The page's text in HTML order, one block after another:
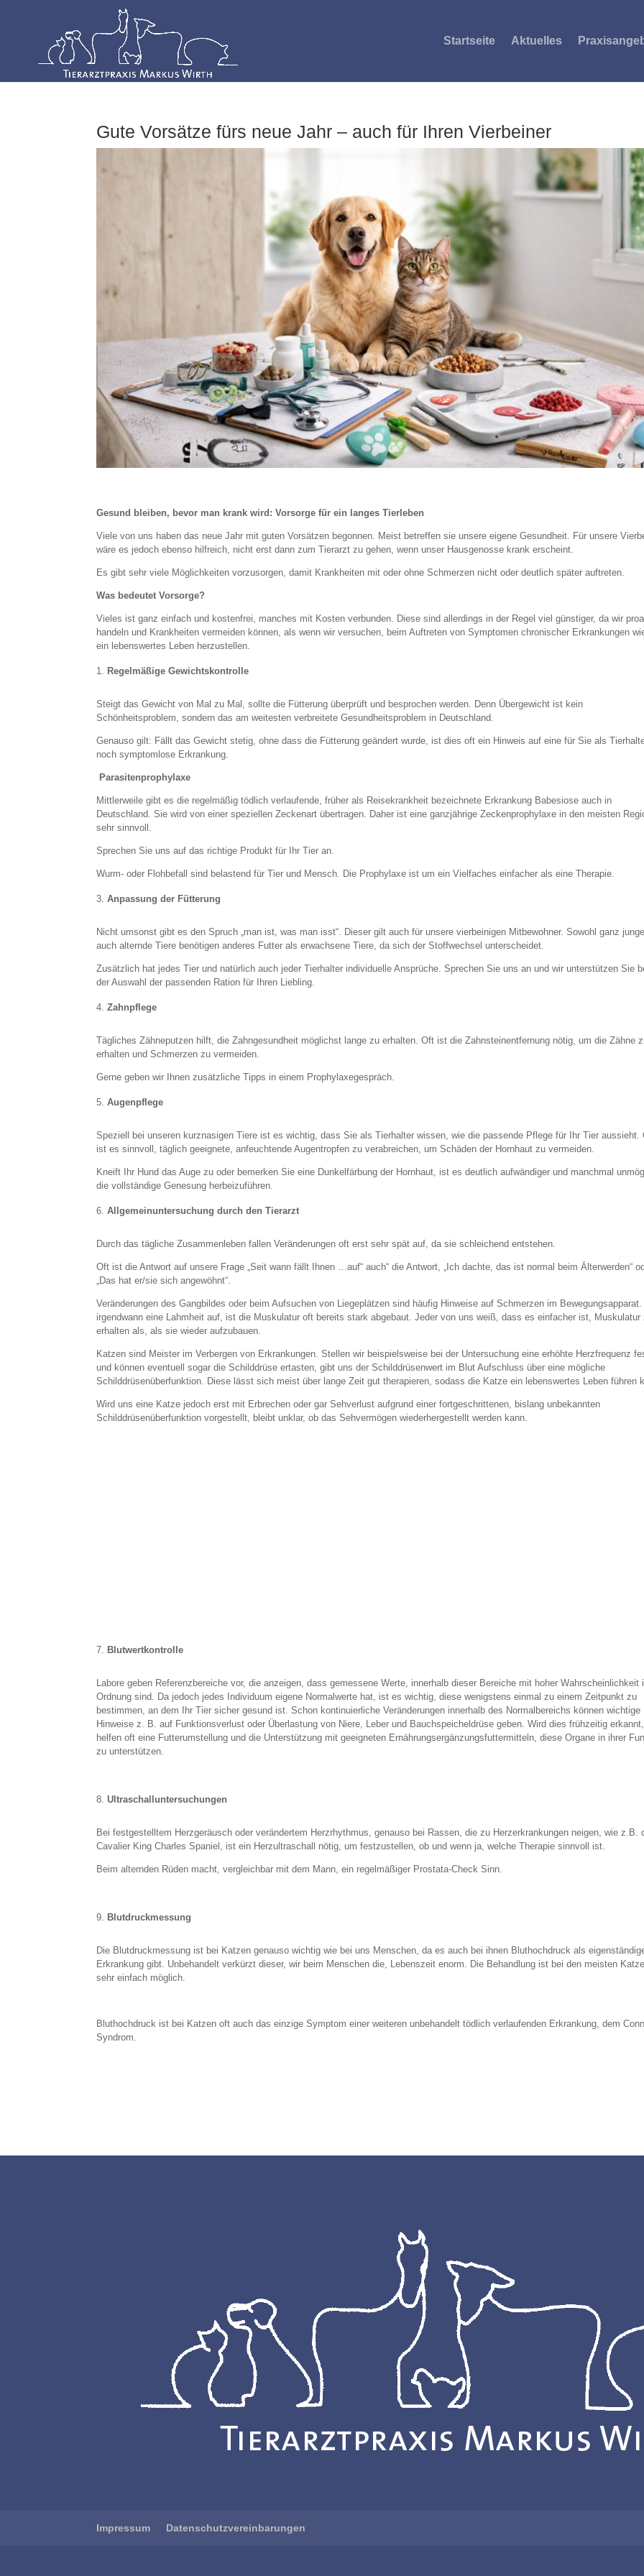
Startseite Aktuelles
Gute Vorsätze fürs neue Jahr – auch für Ihren Vierbeiner
Gesund bleiben, bevor man krank wird: Vorsorge für ein langes Tierleben
Viele von uns haben das neue Jahr mit guten Vorsätzen begonnen. Meist betreffen sie unsere eigene Gesundheit. Für unsere
wäre es jedoch ebenso hilfreich, nicht erst dann zum Tierarzt zu gehen, wenn unser Hausgenosse krank erscheint.
Es gibt sehr viele Möglichkeiten vorzusorgen, damit Krankheiten mit oder ohne Schmerzen nicht oder deutlich später auftreten.
Was bedeutet Vorsorge?
Vieles ist ganz einfach und kostenfrei, manches mit Kosten verbunden. Diese sind allerdings in der Regel viel günstiger, da wir
handeln und Krankheiten vermeiden können, als wenn wir versuchen, beim Auftreten von Symptomen chronischer Erkrankungen
ein lebenswertes Leben herzustellen.
Regelmäßige Gewichtskontrolle
Steigt das Gewicht von Mal zu Mal, sollte die Fütterung überprüft und besprochen werden. Denn Übergewicht ist kein
Schönheitsproblem, sondern das am weitesten verbreitete Gesundheitsproblem in Deutschland.
Genauso gilt: Fällt das Gewicht stetig, ohne dass die Fütterung geändert wurde, ist dies oft ein Hinweis auf eine für Sie als
noch symptomlose Erkrankung.
Parasitenprophylaxe
Mittlerweile gibt es die regelmäßig tödlich verlaufende, früher als Reisekrankheit bezeichnete Erkrankung Babesiose auch in
Deutschland. Sie wird von einer speziellen Zeckenart übertragen. Daher ist eine ganzjährige Zeckenprophylaxe in den meisten
sehr sinnvoll.
Sprechen Sie uns auf das richtige Produkt für Ihr Tier an.
Wurm- oder Flohbefall sind belastend für Tier und Mensch. Die Prophylaxe ist um ein Vielfaches einfacher als eine Therapie.
Anpassung der Fütterung
Nicht umsonst gibt es den Spruch „man ist, was man isst“. Dieser gilt auch für unsere vierbeinigen Mitbewohner. Sowohl ganz
auch alternde Tiere benötigen anderes Futter als erwachsene Tiere, da sich der Stoffwechsel unterscheidet.
Zusätzlich hat jedes Tier und natürlich auch jeder Tierhalter individuelle Ansprüche. Sprechen Sie uns an und wir unterstützen Sie
der Auswahl der passenden Ration für Ihren Liebling.
Zahnpflege
Tägliches Zähneputzen hilft, die Zahngesundheit möglichst lange zu erhalten. Oft ist die Zahnsteinentfernung nötig, um die Zähne
erhalten und Schmerzen zu vermeiden.
Gerne geben wir Ihnen zusätzliche Tipps in einem Prophylaxegespräch.
Augenpflege
Speziell bei unseren kurznasigen Tiere ist es wichtig, dass Sie als Tierhalter wissen, wie die passende Pflege für Ihr Tier aussieht.
ist es sinnvoll, täglich geeignete, anfeuchtende Augentropfen zu verabreichen, um Schäden der Hornhaut zu vermeiden.
Kneift Ihr Hund das Auge zu oder bemerken Sie eine Dunkelfärbung der Hornhaut, ist es deutlich aufwändiger und manchmal
die vollständige Genesung herbeizuführen.
Allgemeinuntersuchung durch den Tierarzt
Durch das tägliche Zusammenleben fallen Veränderungen oft erst sehr spät auf, da sie schleichend entstehen.
Oft ist die Antwort auf unsere Frage „Seit wann fällt Ihnen …auf“ auch“ die Antwort, „Ich dachte, das ist normal beim Älterwerden“
„Das hat er/sie sich angewöhnt“.
Veränderungen des Gangbildes oder beim Aufsuchen von Liegeplätzen sind häufig Hinweise auf Schmerzen im
irgendwann eine Lahmheit auf, ist die Muskulatur oft bereits stark abgebaut. Jeder von uns weiß, dass es einfacher ist, Muskulatur
erhalten als, als sie wieder aufzubauen.
Katzen sind Meister im Verbergen von Erkrankungen. Stellen wir beispielsweise bei der Untersuchung eine erhöhte Herzfrequenz
und können eventuell sogar die Schilddrüse ertasten, gibt uns der Schilddrüsenwert im Blut Aufschluss über eine mögliche
Schilddrüsenüberfunktion. Diese lässt sich meist über lange Zeit gut therapieren, sodass die Katze ein lebenswertes Leben führen
Wird uns eine Katze jedoch erst mit Erbrechen oder gar Sehverlust aufgrund einer fortgeschrittenen, bislang unbekannten
Schilddrüsenüberfunktion vorgestellt, bleibt unklar, ob das Sehvermögen wiederhergestellt werden kann.
Blutwertkontrolle
Labore geben Referenzbereiche vor, die anzeigen, dass gemessene Werte, innerhalb dieser Bereiche mit hoher Wahrscheinlichkeit
Ordnung sind. Da jedoch jedes Individuum eigene Normalwerte hat, ist es wichtig, diese wenigstens einmal zu einem Zeitpunkt zu
bestimmen, an dem Ihr Tier sicher gesund ist. Schon kontinuierliche Veränderungen innerhalb des Normalbereichs können wichtige
Hinweise z. B. auf Funktionsverlust oder Überlastung von Niere, Leber und Bauchspeicheldrüse geben. Wird dies frühzeitig erkannt,
helfen oft eine Futterumstellung und die Unterstützung mit geeigneten Ernährungsergänzungsfuttermitteln, diese Organe in ihrer
zu unterstützen.
Ultraschalluntersuchungen
Bei festgestelltem Herzgeräusch oder verändertem Herzrhythmus, genauso bei Rassen, die zu Herzerkrankungen neigen, wie z.B.
Cavalier King Charles Spaniel, ist ein Herzultraschall nötig, um festzustellen, ob und wenn ja, welche Therapie sinnvoll ist.
Beim alternden Rüden macht, vergleichbar mit dem Mann, ein regelmäßiger Prostata-Check Sinn.
Blutdruckmessung
Die Blutdruckmessung ist bei Katzen genauso wichtig wie bei uns Menschen, da es auch bei ihnen Bluthochdruck als
Erkrankung gibt. Unbehandelt verkürzt dieser, wir beim Menschen die, Lebenszeit enorm. Die Behandlung ist bei den meisten
sehr einfach möglich.
Bluthochdruck ist bei Katzen oft auch das einzige Symptom einer weiteren unbehandelt tödlich verlaufenden Erkrankung, dem
Syndrom.
Impressum Datenschutzvereinbarungen